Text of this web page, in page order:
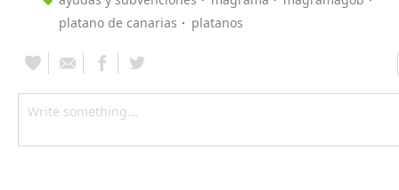
platano de canarias
platanos